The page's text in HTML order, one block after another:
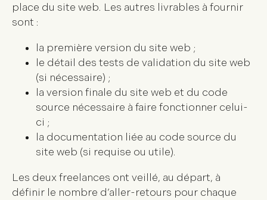
place du site web. Les autres livrables à fournir
sont :
la première version du site web ;
le détail des tests de validation du site web
(si nécessaire) ;
la version finale du site web et du code
source nécessaire à faire fonctionner celui-
ci ;
la documentation liée au code source du
site web (si requise ou utile).
Les deux freelances ont veillé, au départ, à
définir le nombre d’aller-retours pour chaque